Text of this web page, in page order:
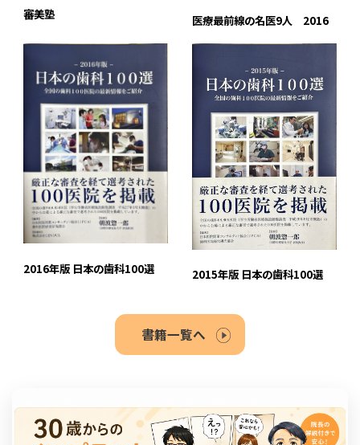
審美塾 医療最前線の名医9人 2016
2016年版 日本の歯科100選 2015年版 日本の歯科100選
書籍一覧へ